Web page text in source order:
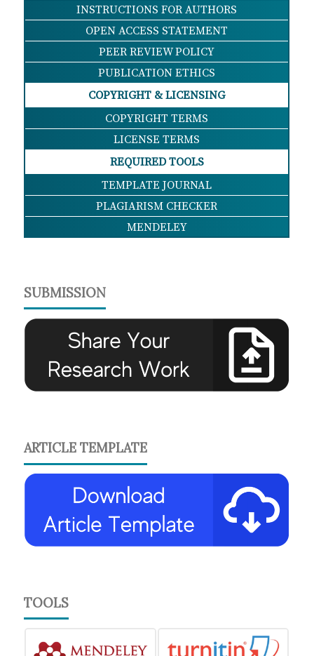
INSTRUCTIONS FOR AUTHORS
OPEN ACCESS STATEMENT
PEER REVIEW POLICY
PUBLICATION ETHICS
COPYRIGHT & LICENSING
COPYRIGHT TERMS
LICENSE TERMS
REQUIRED TOOLS
TEMPLATE JOURNAL
PLAGIARISM CHECKER
MENDELEY
SUBMISSION
ARTICLE TEMPLATE
TOOLS